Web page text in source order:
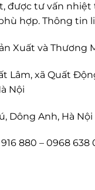
được tư vấn nhiệt
hợp. Thông tin
Xuất và Thương
Lâm, xã Quất
Nội
Dông Anh, Hà Nội
880 – 0968 638